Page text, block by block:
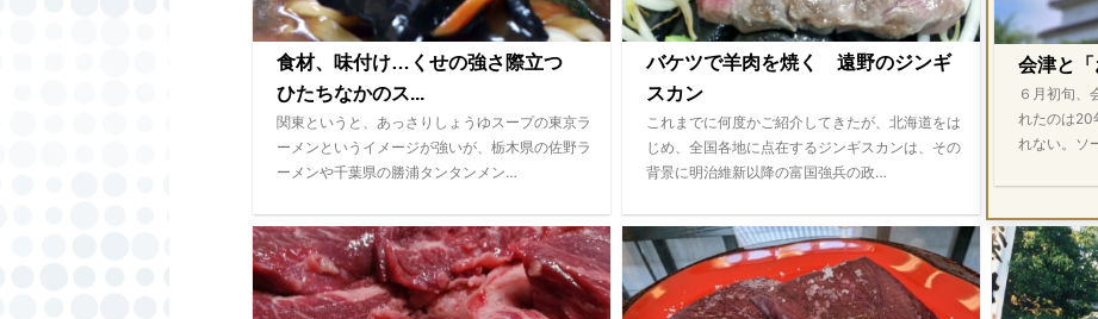
食材、味付け…くせの強さ際立つ
ひたちなかのス...
関東というと、あっさりしょうゆスープの東京ラ
ーメンというイメージが強いが、栃木県の佐野ラ
ーメンや千葉県の勝浦タンタンメン…
バケツで羊肉を焼く 遠野のジンギ
スカン
これまでに何度かご紹介してきたが、北海道をは
じめ、全国各地に点在するジンギスカンは、その
背景に明治維新以降の富国強兵の政…
会津と「
６月初旬、
れたのは20
れない。ソ